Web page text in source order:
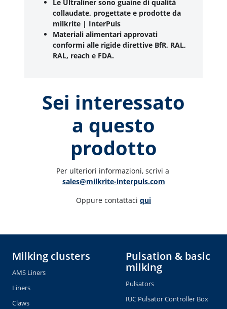
Le Ultraliner sono guaine di qualità
collaudate, progettate e prodotte da
milkrite | InterPuls
Materiali alimentari approvati
conformi alle rigide direttive BfR, RAL,
RAL, reach e FDA.
Sei interessato
a questo
prodotto
Per ulteriori informazioni, scrivi a
sales@milkrite-interpuls.com
Oppure contattaci qui
Milking clusters
AMS Liners
Liners
Claws
Pulsation & basic
milking
Pulsators
IUC Pulsator Controller Box